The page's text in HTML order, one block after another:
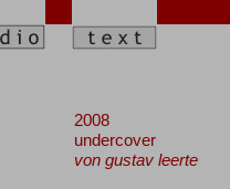
2008
undercover
von gustav leerte